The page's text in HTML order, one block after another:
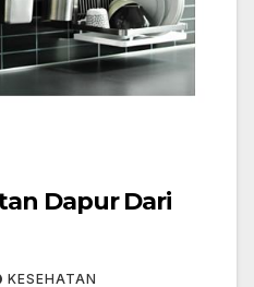
Dapur Dari
KESEHATAN